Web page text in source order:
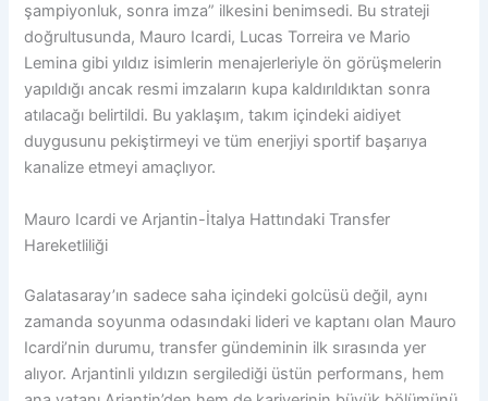
şampiyonluk, sonra imza” ilkesini benimsedi. Bu strateji
doğrultusunda, Mauro Icardi, Lucas Torreira ve Mario
Lemina gibi yıldız isimlerin menajerleriyle ön görüşmelerin
yapıldığı ancak resmi imzaların kupa kaldırıldıktan sonra
atılacağı belirtildi. Bu yaklaşım, takım içindeki aidiyet
duygusunu pekiştirmeyi ve tüm enerjiyi sportif başarıya
kanalize etmeyi amaçlıyor.
Mauro Icardi ve Arjantin-İtalya Hattındaki Transfer
Hareketliliği
Galatasaray’ın sadece saha içindeki golcüsü değil, aynı
zamanda soyunma odasındaki lideri ve kaptanı olan Mauro
Icardi’nin durumu, transfer gündeminin ilk sırasında yer
alıyor. Arjantinli yıldızın sergilediği üstün performans, hem